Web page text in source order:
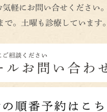
軽にお問い合せください。
で。土曜も診療しています。